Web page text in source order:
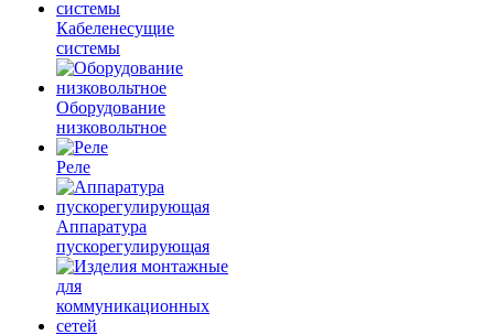
Кабеленесущие
системы
Оборудование
низковольтное
Реле
Аппаратура
пускорегулирующая